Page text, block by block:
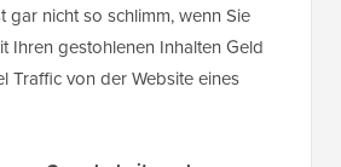
gar nicht so schlimm, wenn Sie
Ihren gestohlenen Inhalten Geld
Traffic von der Website eines